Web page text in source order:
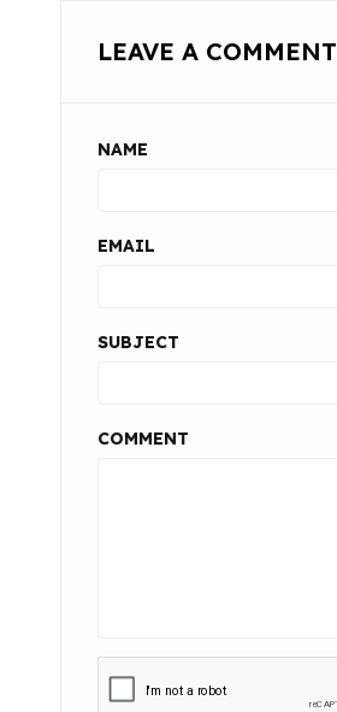
LEAVE A COMMENT
NAME
EMAIL
SUBJECT
COMMENT